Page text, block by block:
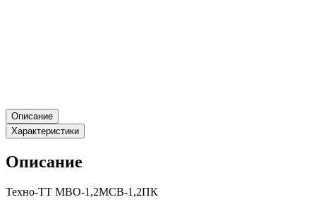
Описание
Характеристики
Описание
Техно-ТТ МВО-1,2МСВ-1,2ПК